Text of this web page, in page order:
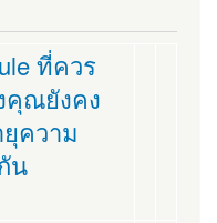
ที่ควร
คุณยังคง
ความ
น